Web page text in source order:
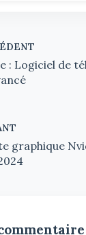
: Logiciel de
graphique